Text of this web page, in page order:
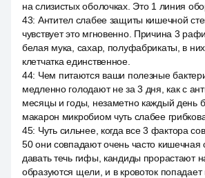
на слизистых оболочках. Это 1 линия
43: Антител слабее защиты кишечной
чувствует это мгновенно. Причина 3
белая мука, сахар, полуфабрикаты, в них
клетчатка единственное.
44: Чем питаются ваши полезные
медленно голодают не за 3 дня, как с
месяцы и годы, незаметно каждый день
макарон микробиом чуть слабее
45: Чуть сильнее, когда все 3 фактора
50 они совпадают очень часто кишечная
давать течь гифы, кандиды прорастают
образуются щели, и в кровоток попадает